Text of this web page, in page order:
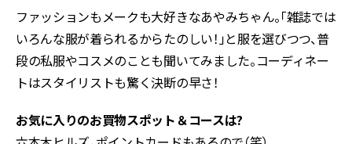
ファッションもメークも大好きなあやみちゃん。「雑誌では
いろんな服が着られるからたのしい！」と服を選びつつ、普
段の私服やコスメのことも聞いてみました。コーディネー
トはスタイリストも驚く決断の早さ！
お気に入りのお買物スポット＆コースは?